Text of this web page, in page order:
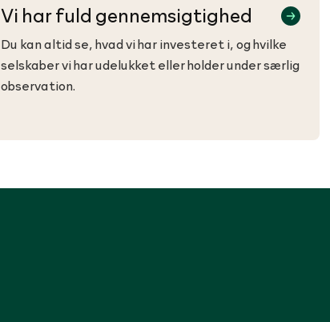
Vi har fuld gennemsigtighed
Du kan altid se, hvad vi har investeret i, og hvilke
selskaber vi har udelukket eller holder under særlig
observation.